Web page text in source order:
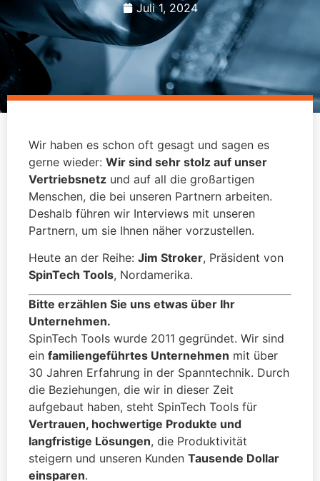
Juli 1, 2024
Wir haben es schon oft gesagt und sagen es
gerne wieder: Wir sind sehr stolz auf unser
Vertriebsnetz und auf all die großartigen
Menschen, die bei unseren Partnern arbeiten.
Deshalb führen wir Interviews mit unseren
Partnern, um sie Ihnen näher vorzustellen.
Heute an der Reihe: Jim Stroker, Präsident von
SpinTech Tools, Nordamerika.
Bitte erzählen Sie uns etwas über Ihr
Unternehmen.
SpinTech Tools wurde 2011 gegründet. Wir sind
ein familiengeführtes Unternehmen mit über
30 Jahren Erfahrung in der Spanntechnik. Durch
die Beziehungen, die wir in dieser Zeit
aufgebaut haben, steht SpinTech Tools für
Vertrauen, hochwertige Produkte und
langfristige Lösungen, die Produktivität
steigern und unseren Kunden Tausende Dollar
einsparen.